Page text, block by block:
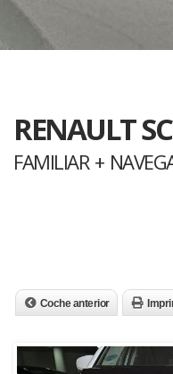
RENAULT
FAMILIAR +
Coche anterior